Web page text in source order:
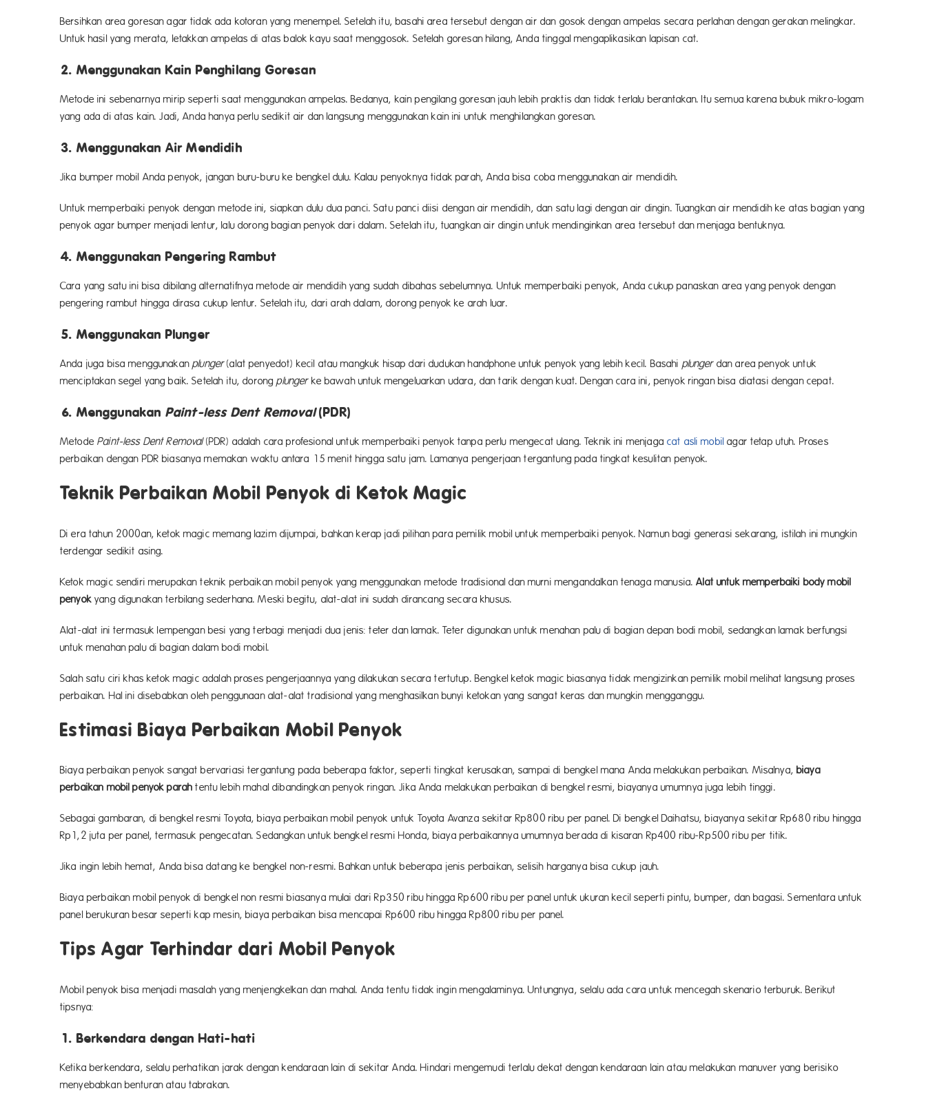
Bersihkan area goresan agar tidak ada kotoran yang menempel. Setelah itu, basahi area tersebut dengan air dan gosok dengan ampelas secara perlahan dengan gerakan melingkar.
Untuk hasil yang merata, letakkan ampelas di atas balok kayu saat menggosok. Setelah goresan hilang, Anda tinggal mengaplikasikan lapisan cat.
2. Menggunakan Kain Penghilang Goresan
Metode ini sebenarnya mirip seperti saat menggunakan ampelas. Bedanya, kain pengilang goresan jauh lebih praktis dan tidak terlalu berantakan. Itu semua karena bubuk mikro-logam
yang ada di atas kain. Jadi, Anda hanya perlu sedikit air dan langsung menggunakan kain ini untuk menghilangkan goresan.
3. Menggunakan Air Mendidih
Jika bumper mobil Anda penyok, jangan buru-buru ke bengkel dulu. Kalau penyoknya tidak parah, Anda bisa coba menggunakan air mendidih.
Untuk memperbaiki penyok dengan metode ini, siapkan dulu dua panci. Satu panci diisi dengan air mendidih, dan satu lagi dengan air dingin. Tuangkan air mendidih ke atas bagian yang
penyok agar bumper menjadi lentur, lalu dorong bagian penyok dari dalam. Setelah itu, tuangkan air dingin untuk mendinginkan area tersebut dan menjaga bentuknya.
4. Menggunakan Pengering Rambut
Cara yang satu ini bisa dibilang alternatifnya metode air mendidih yang sudah dibahas sebelumnya. Untuk memperbaiki penyok, Anda cukup panaskan area yang penyok dengan
pengering rambut hingga dirasa cukup lentur. Setelah itu, dari arah dalam, dorong penyok ke arah luar.
5. Menggunakan Plunger
Anda juga bisa menggunakanplunger(alat penyedot) kecil atau mangkuk hisap dari dudukan handphone untuk penyok yang lebih kecil. Basahi plungerdan area penyok untuk
menciptakan segel yang baik. Setelah itu, dorongplungerke bawah untuk mengeluarkan udara, dan tarik dengan kuat. Dengan cara ini, penyok ringan bisa diatasi dengan cepat.
6. Menggunakan Paint-less Dent Removal(PDR)
MetodePaint-less Dent Removal(PDR) adalah cara profesional untuk memperbaiki penyok tanpa perlu mengecat ulang. Teknik ini menjaga cat asli mobil agar tetap utuh. Proses
perbaikan dengan PDR biasanya memakan waktu antara 15 menit hingga satu jam. Lamanya pengerjaan tergantung pada tingkat kesulitan penyok.
Teknik Perbaikan Mobil Penyok di Ketok Magic
Di era tahun 2000an, ketok magic memang lazim dijumpai, bahkan kerap jadi pilihan para pemilik mobil untuk memperbaiki penyok. Namun bagi generasi sekarang, istilah ini mungkin
terdengar sedikit asing.
Ketok magic sendiri merupakan teknik perbaikan mobil penyok yang menggunakan metode tradisional dan murni mengandalkan tenaga manusia.Alat untuk memperbaiki body mobil
penyokyang digunakan terbilang sederhana. Meski begitu, alat-alat ini sudah dirancang secara khusus.
Alat-alat ini termasuk lempengan besi yang terbagi menjadi dua jenis: teter dan lamak. Teter digunakan untuk menahan palu di bagian depan bodi mobil, sedangkan lamak berfungsi
untuk menahan palu di bagian dalam bodi mobil.
Salah satu ciri khas ketok magic adalah proses pengerjaannya yang dilakukan secara tertutup. Bengkel ketok magic biasanya tidak mengizinkan pemilik mobil melihat langsung proses
perbaikan. Hal ini disebabkan oleh penggunaan alat-alat tradisional yang menghasilkan bunyi ketokan yang sangat keras dan mungkin mengganggu.
Estimasi Biaya Perbaikan Mobil Penyok
Biaya perbaikan penyok sangat bervariasi tergantung pada beberapa faktor, seperti tingkat kerusakan, sampai di bengkel mana Anda melakukan perbaikan. Misalnya, biaya
perbaikan mobil penyok parah tentu lebih mahal dibandingkan penyok ringan. Jika Anda melakukan perbaikan di bengkel resmi, biayanya umumnya juga lebih tinggi.
Sebagai gambaran, di bengkel resmi Toyota, biaya perbaikan mobil penyok untuk Toyota Avanza sekitar Rp800 ribu per panel. Di bengkel Daihatsu, biayanya sekitar Rp680 ribu hingga
Rp1,2 juta per panel, termasuk pengecatan. Sedangkan untuk bengkel resmi Honda, biaya perbaikannya umumnya berada di kisaran Rp400 ribu-Rp500 ribu per titik.
Jika ingin lebih hemat, Anda bisa datang ke bengkel non-resmi. Bahkan untuk beberapa jenis perbaikan, selisih harganya bisa cukup jauh.
Biaya perbaikan mobil penyok di bengkel non resmi biasanya mulai dari Rp350 ribu hingga Rp600 ribu per panel untuk ukuran kecil seperti pintu, bumper, dan bagasi. Sementara untuk
panel berukuran besar seperti kap mesin, biaya perbaikan bisa mencapai Rp600 ribu hingga Rp800 ribu per panel.
Tips Agar Terhindar dari Mobil Penyok
Mobil penyok bisa menjadi masalah yang menjengkelkan dan mahal. Anda tentu tidak ingin mengalaminya. Untungnya, selalu ada cara untuk mencegah skenario terburuk. Berikut
tipsnya:
1. Berkendara dengan Hati-hati
Ketika berkendara, selalu perhatikan jarak dengan kendaraan lain di sekitar Anda. Hindari mengemudi terlalu dekat dengan kendaraan lain atau melakukan manuver yang berisiko
menyebabkan benturan atau tabrakan.